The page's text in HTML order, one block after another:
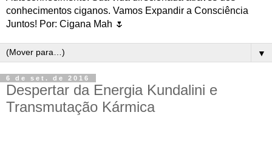
conhecimentos ciganos. Vamos Expandir a Consciência
Juntos! Por: Cigana Mah 🌷
▼
6 de set. de 2016
Despertar da Energia Kundalini e
Transmutação Kármica